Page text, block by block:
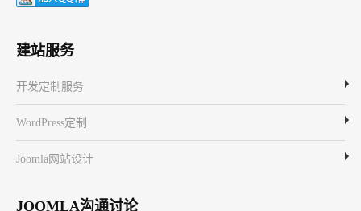
建站服务
开发定制服务
WordPress定制
Joomla网站设计
JOOMLA沟通讨论